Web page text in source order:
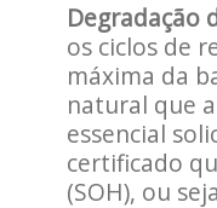
Degradação
os ciclos de
máxima da
natural que
essencial
certificado
(SOH), ou